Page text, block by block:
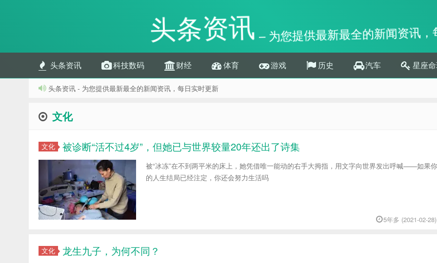
头条资讯– 为您提供最新最全的新闻资讯
头条资讯 科技数码 财经 体育 游戏 历史 汽车 星座
头条资讯 - 为您提供最新最全的新闻资讯，每日实时更新
文化
文化 被诊断“活不过4岁”，但她已与世界较量20年还出了诗集
被“冰冻”在不到两平米的床上，她凭借唯一能动的右手大拇指，用文字向世界发出呼喊——如果你
的人生结局已经注定，你还会努力生活吗
5年多 (2021-02-28)
文化 龙生九子，为何不同？